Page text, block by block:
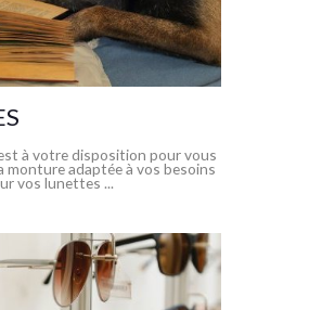
à votre disposition pour vous
monture adaptée à vos besoins
vos lunettes ...